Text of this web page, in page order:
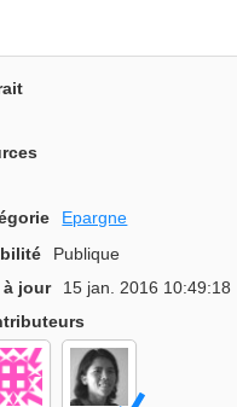
Epargne
Publique
à jour
15 jan. 2016 10:49:18